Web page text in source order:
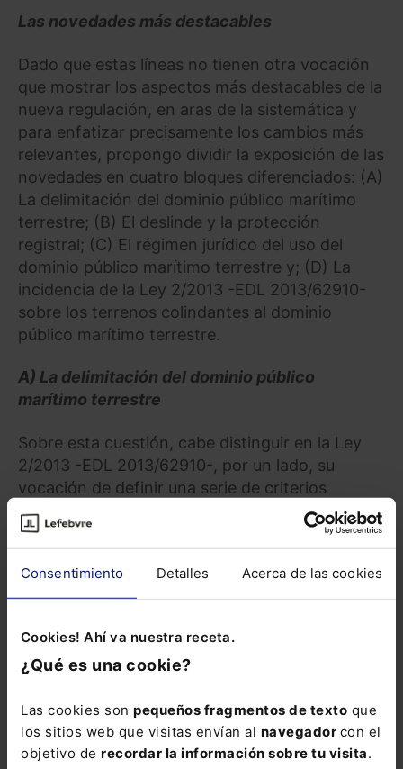
Consentimiento Detalles Acerca de las cookies
Cookies! Ahí va nuestra receta.
¿Qué es una cookie?
Las cookies son pequeños fragmentos de texto que
los sitios web que visitas envían al navegador con el
objetivo de recordar la información sobre tu visita.
Las novedades más destacables
Dado que estas líneas no tienen otra vocación
que mostrar los aspectos más destacables de la
nueva regulación, en aras de la sistemática y
para enfatizar precisamente los cambios más
relevantes, propongo dividir la exposición de las
novedades en cuatro bloques diferenciados: (A)
La delimitación del dominio público marítimo
terrestre; (B) El deslinde y la protección
registral; (C) El régimen jurídico del uso del
dominio público marítimo terrestre y; (D) La
incidencia de la Ley 2/2013 -EDL 2013/62910-
sobre los terrenos colindantes al dominio
público marítimo terrestre.
A) La delimitación del dominio público
marítimo terrestre
Sobre esta cuestión, cabe distinguir en la Ley
2/2013 -EDL 2013/62910-, por un lado, su
vocación de definir una serie de criterios
tendentes a facilitar la concreción y posterior
delimitación del ámbito del dominio público
marítimo-terrestre y, por otro lado, la directa
exclusión de determinadas áreas del dominio
público marítimo terrestre.
Criterios de clarificación
de la zona marítimo terrestre, el nuevo artículo
3.1 a) -EDL 1988/12636- confía al Reglamento la
concreción de los criterios técnicos que